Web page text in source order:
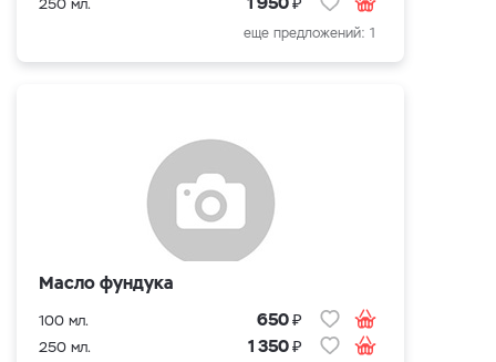
еще предложений: 1
Масло фундука
100 мл. 650₽
250 мл. 1 350₽